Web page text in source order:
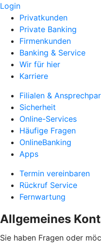
Login
Privatkunden
Private Banking
Firmenkunden
Banking & Service
Wir für hier
Karriere
Filialen &
Sicherheit
Online-Services
Häufige Fragen
OnlineBanking
Apps
Termin vereinbaren
Rückruf Service
Fernwartung
Allgemeines
Sie haben Fragen oder